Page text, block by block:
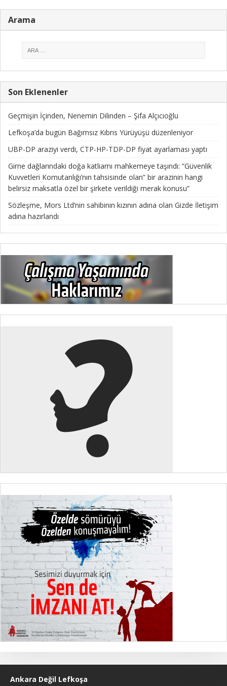
Arama
Son Eklenenler
Geçmişin İçinden, Nenemin Dilinden – Şifa Alçıcıoğlu
Lefkoşa’da bugün Bağımsız Kıbrıs Yürüyüşü düzenleniyor
UBP-DP araziyi verdi, CTP-HP-TDP-DP fiyat ayarlaması yaptı
Girne dağlarındaki doğa katliamı mahkemeye taşındı: “Güvenlik
Kuvvetleri Komutanlığı’nın tahsisinde olan” bir arazinin hangi
belirsiz maksatla özel bir şirkete verildiği merak konusu”
Sözleşme, Mors Ltd’nin sahibinin kızının adına olan Gizde İletişim
adına hazırlandı
Ankara Değil Lefkoşa